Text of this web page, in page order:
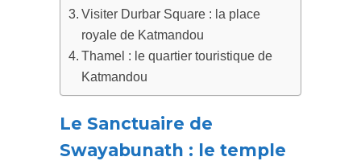
Visiter Durbar Square : la place
royale de Katmandou
Thamel : le quartier touristique de
Katmandou
Le Sanctuaire de
Swayabunath : le temple